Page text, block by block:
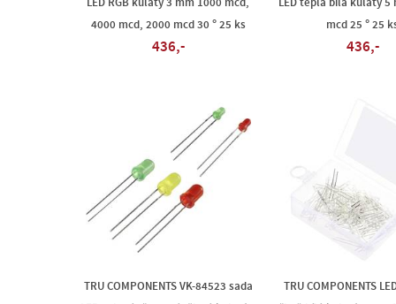
LED RGB kulatý 3 mm 1000 mcd,
4000 mcd, 2000 mcd 30 ° 25 ks
436,-
LED teplá bílá kulatý 5
mcd 25 ° 25
436,-
TRU COMPONENTS VK-84523 sada
TRU COMPONENTS